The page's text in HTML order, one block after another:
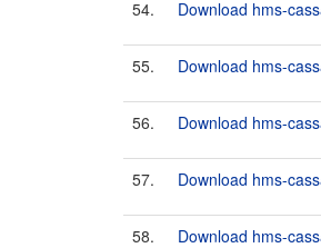
54. Download hms-
55. Download hms-
56. Download hms-
57. Download hms-
58. Download hms-